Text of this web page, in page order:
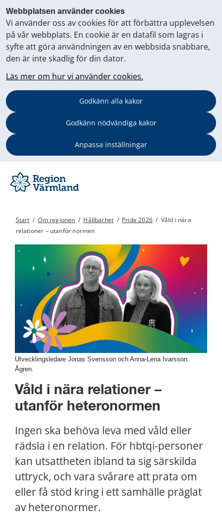
Webbplatsen använder cookies
Vi använder oss av cookies för att förbättra upplevelsen
på vår webbplats. En cookie är en datafil som lagras i
syfte att göra användningen av en webbsida snabbare,
den är inte skadlig för din dator.
Läs mer om hur vi använder cookies.
Godkänn alla kakor
Godkänn nödvändiga kakor
Anpassa inställningar
Start / Om regionen / Hållbarhet / Pride 2026 / Våld i nära
relationer – utanför normen
Utvecklingsledare Jonas Svensson och Anna-Lena Ivarsson
Ågren.
Våld i nära relationer –
utanför heteronormen
Ingen ska behöva leva med våld eller
rädsla i en relation. För hbtqi-personer
kan utsattheten ibland ta sig särskilda
uttryck, och vara svårare att prata om
eller få stöd kring i ett samhälle präglat
av heteronormer.